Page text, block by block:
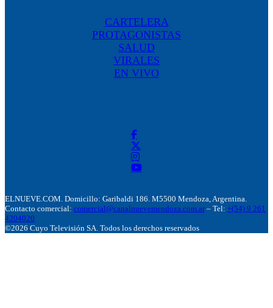
CARTELERA
PROTAGONISTAS
SALUD
VIRALES
EN VIVO
ELNUEVE.COM. Domicillo: Garibaldi 186. M5500 Mendoza, Argentina.
Contacto comercial: comercial@canalnuevemendoza.com.ar – Tel: +(54) 9 261
4204020
©2026 Cuyo Televisión SA. Todos los derechos reservados